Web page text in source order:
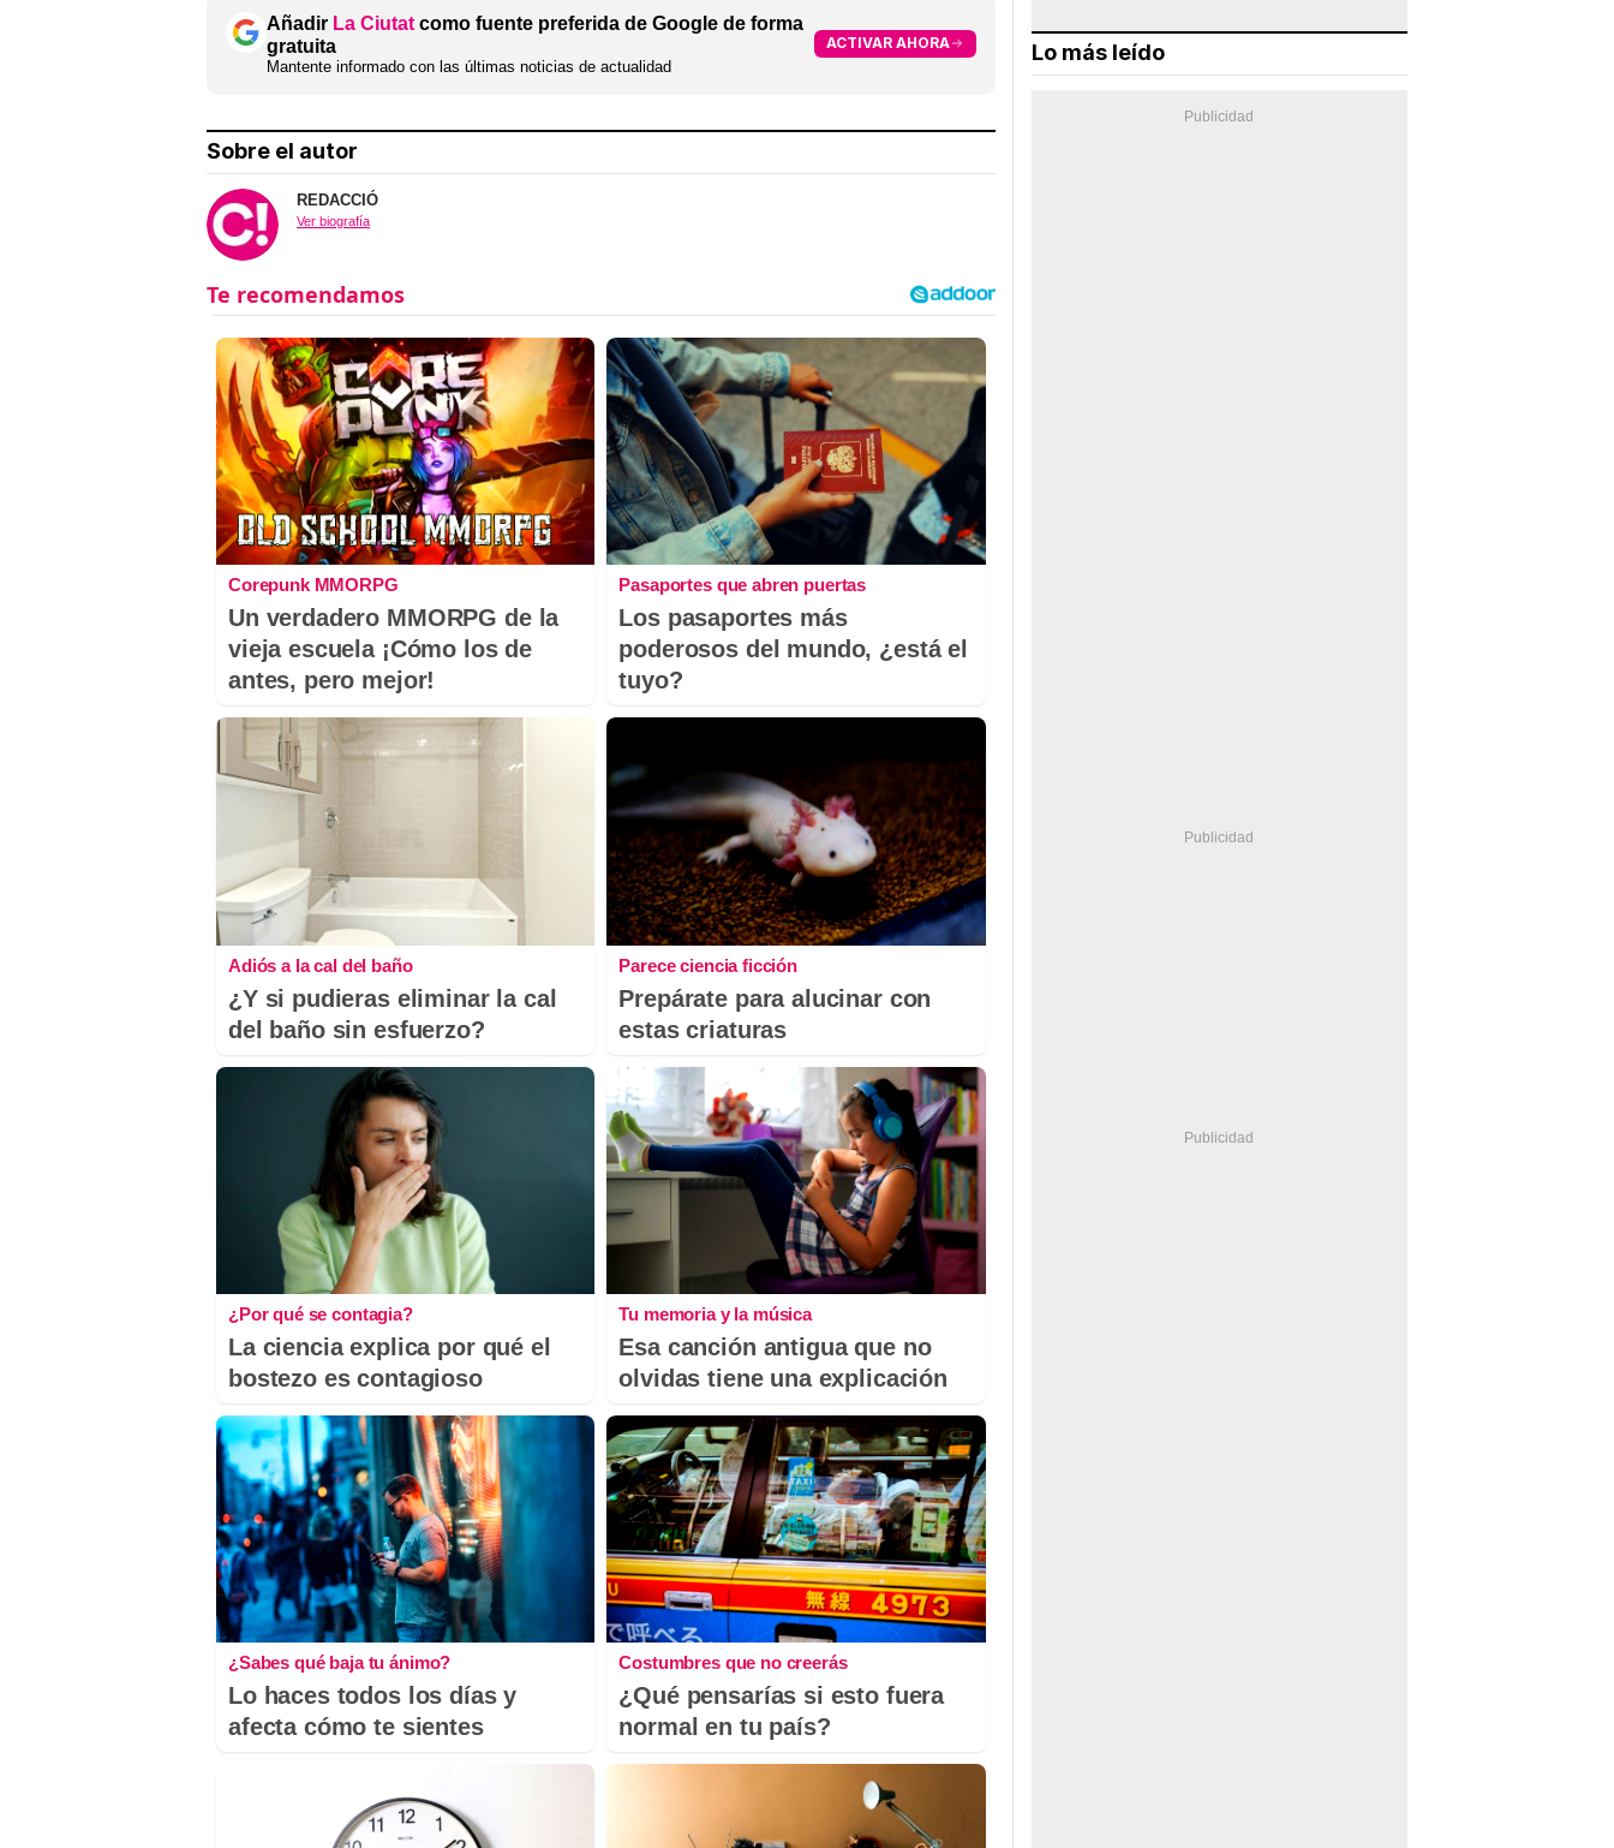
Añadir La Ciutat como fuente preferida de Google de forma
gratuita
Mantente informado con las últimas noticias de actualidad
ACTIVAR AHORA
Sobre el autor
REDACCIÓ
Ver biografía
Corepunk MMORPG
Un verdadero MMORPG de la
vieja escuela ¡Cómo los de
antes, pero mejor!
Pasaportes que abren puertas
Los pasaportes más
poderosos del mundo, ¿está el
tuyo?
Adiós a la cal del baño
¿Y si pudieras eliminar la cal
del baño sin esfuerzo?
Parece ciencia ficción
Prepárate para alucinar con
estas criaturas
¿Por qué se contagia?
La ciencia explica por qué el
bostezo es contagioso
Tu memoria y la música
Esa canción antigua que no
olvidas tiene una explicación
¿Sabes qué baja tu ánimo?
Lo haces todos los días y
afecta cómo te sientes
Costumbres que no creerás
¿Qué pensarías si esto fuera
normal en tu país?
Lo más leído